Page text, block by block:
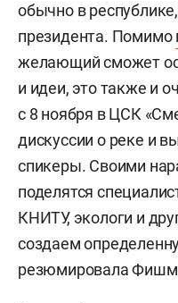
обычно в
президента. Помимо
желающий сможет
и идеи, это также и
с 8 ноября в ЦСК
дискуссии о реке и
спикеры. Своими
поделятся
КНИТУ, экологи и
создаем
резюмировала